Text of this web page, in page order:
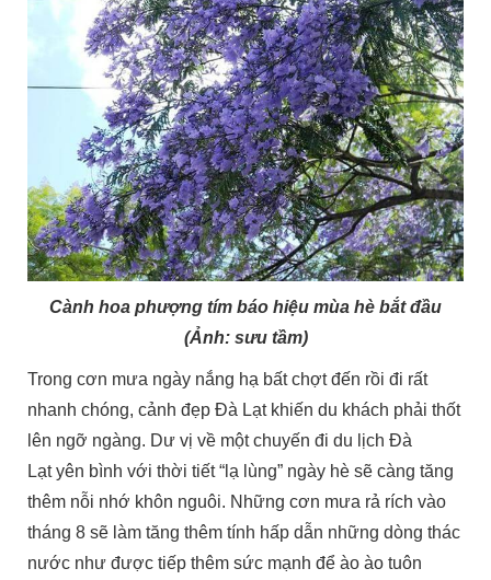
Cành hoa phượng tím báo hiệu mùa hè bắt đầu
(Ảnh: sưu tầm)
Trong cơn mưa ngày nắng hạ bất chợt đến rồi đi rất
nhanh chóng, cảnh đẹp Đà Lạt khiến du khách phải thốt
lên ngỡ ngàng. Dư vị về một chuyến đi du lịch Đà
Lạt yên bình với thời tiết “lạ lùng” ngày hè sẽ càng tăng
thêm nỗi nhớ khôn nguôi. Những cơn mưa rả rích vào
tháng 8 sẽ làm tăng thêm tính hấp dẫn những dòng thác
nước như được tiếp thêm sức mạnh để ào ào tuôn